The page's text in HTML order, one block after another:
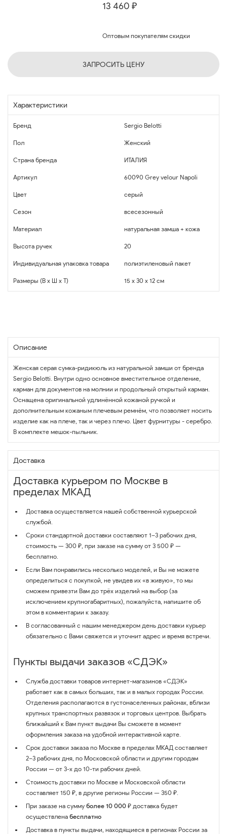
13 460 ₽
Оптовым покупателям скидки
ЗАПРОСИТЬ ЦЕНУ
Характеристики
Бренд Sergio Belotti
Пол Женский
Страна бренда ИТАЛИЯ
Артикул 60090 Grey velour Napoli
Цвет серый
Сезон всесезонный
Материал натуральная замша + кожа
Высота ручек 20
Индивидуальная упаковка товара полиэтиленовый пакет
Размеры (В x Ш x Т) 15 x 30 x 12 см
Описание
Женская серая сумка-ридикюль из натуральной замши от бренда
Sergio Belotti. Внутри одно основное вместительное отделение,
карман для документов на молнии и продольный открытый карман.
Оснащена оригинальной удлинённой кожаной ручкой и
дополнительным кожаным плечевым ремнём, что позволяет носить
изделие как на плече, так и через плечо. Цвет фурнитуры - серебро.
В комплекте мешок-пыльник.
Доставка
Доставка курьером по Москве в
пределах МКАД
Доставка осуществляется нашей собственной курьерской
службой.
Сроки стандартной доставки составляют 1–3 рабочих дня,
стоимость — 300 ₽, при заказе на сумму от 3 500 ₽ —
бесплатно.
Если Вам понравились несколько моделей, и Вы не можете
определиться с покупкой, не увидев их «в живую», то мы
сможем привезти Вам до трёх изделий на выбор (за
исключением крупногабаритных), пожалуйста, напишите об
этом в комментарии к заказу.
В согласованный с нашим менеджером день доставки курьер
обязательно с Вами свяжется и уточнит адрес и время встречи.
Пункты выдачи заказов «СДЭК»
Служба доставки товаров интернет-магазинов «СДЭК»
работает как в самых больших, так и в малых городах России.
Отделения располагаются в густонаселенных районах, вблизи
крупных транспортных развязок и торговых центров. Выбрать
ближайший к Вам пункт выдачи Вы сможете в момент
оформления заказа на удобной интерактивной карте.
Срок доставки заказа по Москве в пределах МКАД составляет
2–3 рабочих дня, по Московской области и другим городам
России — от 3-х до 10-ти рабочих дней.
Стоимость доставки по Москве и Московской области
составляет 150 ₽, в другие регионы России — 350 ₽.
При заказе на сумму более 10 000 ₽ доставка будет
осуществлена бесплатно
Доставка в пункты выдачи, находящиеся в регионах России за